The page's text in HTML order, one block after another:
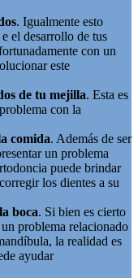
. Igualmente esto
el desarrollo de tus
con un
este
de tu mejilla. Esta es
con la
comida. Además de ser
un problema
puede brindar
los dientes a su
boca. Si bien es cierto
problema relacionado
la realidad es
ayudar